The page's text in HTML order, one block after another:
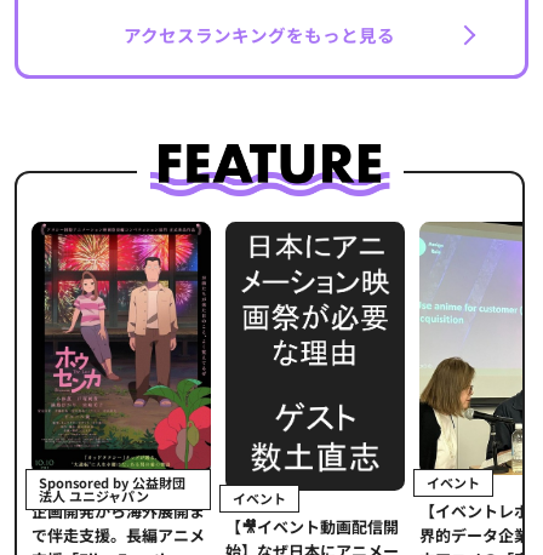
アクセスランキングをもっと見る
Sponsored by 公益財団
法人 ユニジャパン
企画開発から海外展開ま
で伴走支援。長編アニメ
イベント
【🎥イベント動画配信開
始】なぜ日本にアニメー
イベント
【イベントレポ
界的データ企業